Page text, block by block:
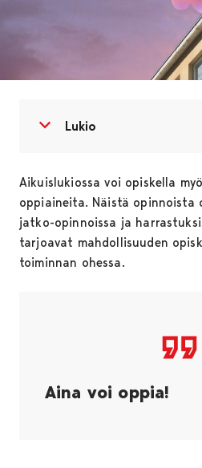
Avaa valikko
Sulje valikko
Lukio
Aikuislukiossa voi opiskella
oppiaineita. Näistä opinnoista
jatko-opinnoissa ja
tarjoavat mahdollisuuden
toiminnan ohessa.
Aina voi oppia!